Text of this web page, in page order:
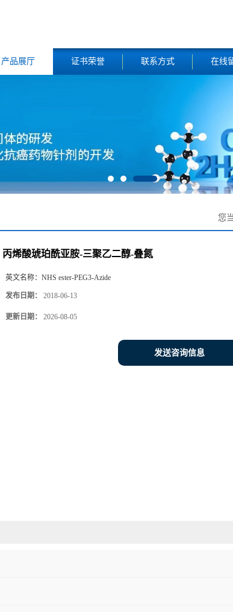
产品展厅 证书荣誉 联系方式 在线
您
丙烯酸琥珀酰亚胺-三聚乙二醇-叠氮
英文名称： NHS ester-PEG3-Azide
发布日期： 2018-06-13
更新日期： 2026-08-05
发送咨询信息